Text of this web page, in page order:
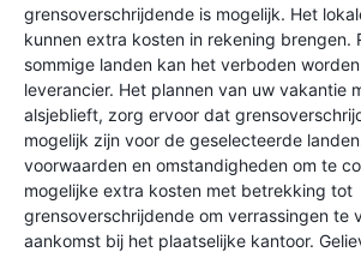
grensoverschrijdende is mogelijk. Het
kunnen extra kosten in rekening brengen.
sommige landen kan het verboden
leverancier. Het plannen van uw vakantie
alsjeblieft, zorg ervoor dat
mogelijk zijn voor de geselecteerde
voorwaarden en omstandigheden om te
mogelijke extra kosten met betrekking tot
grensoverschrijdende om verrassingen te
aankomst bij het plaatselijke kantoor.